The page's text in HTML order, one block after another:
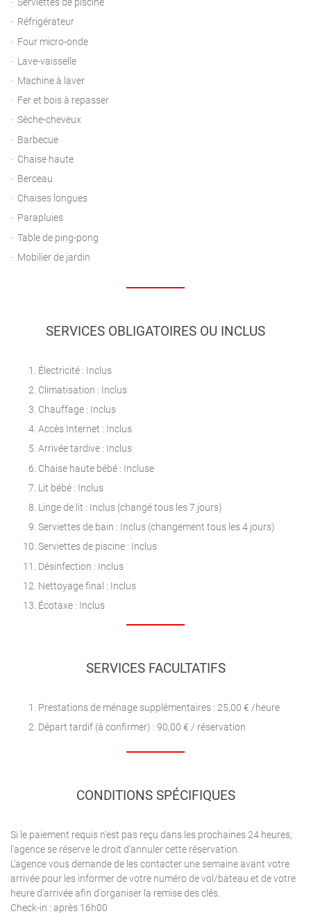
Serviettes de piscine
Réfrigérateur
Four micro-onde
Lave-vaisselle
Machine à laver
Fer et bois à repasser
Sèche-cheveux
Barbecue
Chaise haute
Berceau
Chaises longues
Parapluies
Table de ping-pong
Mobilier de jardin
SERVICES OBLIGATOIRES OU INCLUS
Électricité : Inclus
Climatisation : Inclus
Chauffage : Inclus
Accès Internet : Inclus
Arrivée tardive : Inclus
Chaise haute bébé : Incluse
Lit bébé : Inclus
Linge de lit : Inclus (changé tous les 7 jours)
Serviettes de bain : Inclus (changement tous les 4 jours)
Serviettes de piscine : Inclus
Désinfection : Inclus
Nettoyage final : Inclus
Écotaxe : Inclus
SERVICES FACULTATIFS
Prestations de ménage supplémentaires : 25,00 € /heure
Départ tardif (à confirmer) : 90,00 € / réservation
CONDITIONS SPÉCIFIQUES
Si le paiement requis n'est pas reçu dans les prochaines 24 heures,
l'agence se réserve le droit d'annuler cette réservation.
L'agence vous demande de les contacter une semaine avant votre
arrivée pour les informer de votre numéro de vol/bateau et de votre
heure d'arrivée afin d'organiser la remise des clés.
Check-in : après 16h00